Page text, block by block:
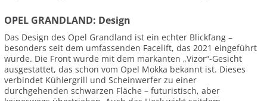
OPEL GRANDLAND: Design
Das Design des Opel Grandland ist ein echter Blickfang –
besonders seit dem umfassenden Facelift, das 2021 eingeführt
wurde. Die Front wurde mit dem markanten „Vizor“-Gesicht
ausgestattet, das schon vom Opel Mokka bekannt ist. Dieses
verbindet Kühlergrill und Scheinwerfer zu einer
durchgehenden schwarzen Fläche – futuristisch, aber